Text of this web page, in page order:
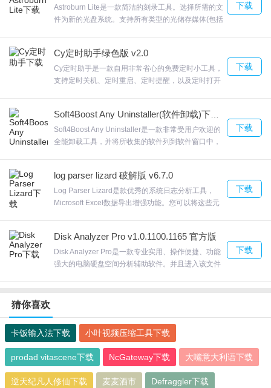
Astroburn Lite是一款简洁的刻录工具。选择所需的文
件为新的光盘系统。支持所有类型的光储存媒体(包括
种各样的刻录机。Astroburn Lite将国际标准化组织图
像刻录到光盘将任何文件刻录到光盘通过Astroburn
您可以进行刻录和控制操作。它可以和DAEMON
下载
Cy定时助手绿色版 v2.0
Cy定时助手是一款自用非常省心的免费定时小工具，
支持定时关机、定时重启、定时提醒，以及定时打开
指定时间后软件就会完成相应的操作，定时关机，指
定时间方式关机Cy定时助手非常省心的定时小工具，
完全免费和无任何功能限制，无插件；能在后台运
下载
Soft4Boost Any Uninstaller是一款非常受用户欢迎的
全能卸载工具，并将所收集的软件列到软件窗口中，
的用户越来越多的语言包。欢迎来合众软件园下载体
验。
下载
log parser lizard 破解版 v6.7.0
Log Parser Lizard是款优秀的系统日志分析工具，
Microsoft Excel数据导出增强功能。您可以将这些元
Log Parser LizardProgram Files (x，Lizard Labs
SoftwareLog Parser Lizard，欢迎来合众软件园下载
体验。
下载
Disk Analyzer Pro v1.0.1100.1165 官方版
Disk Analyzer Pro是一款专业实用、操作便捷、功能
强大的电脑硬盘空间分析辅助软件。并且进入该文件
下载
猜你喜欢
卡饭输入法下载 小叶视频压缩工具下载
prodad vitascene下载 NcGateway下载 大嘴意大利语下载
逆天纪凡人修仙下载 麦麦酒市 Defraggler下载